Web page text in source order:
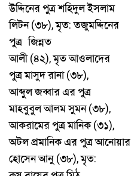
উদ্দিনেরপুত্রশহিদুলইসলাম
লিটন(৩৮),মৃত:তজুমদ্দিনের
পুত্র জিন্নত
আলী(৪২),মৃতআওলাদের
পুত্রমাসুদরানা(৩৮),
আব্দুলজব্বারএরপুত্র
মাহবুবুলআলমসুমন(৩৮),
আকরামেরপুত্রমানিক(৩১),
অটলপ্রমানিকএরপুত্রআনোয়ার
হোসেনআনু(৩৮),মৃত: